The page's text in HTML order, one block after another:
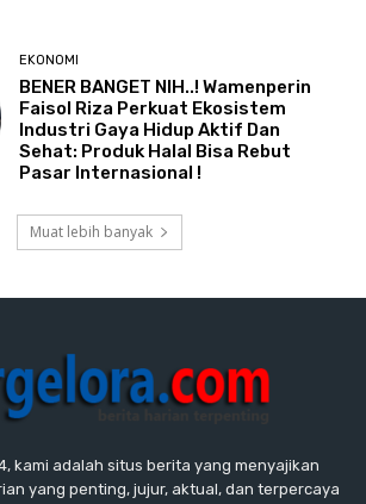
EKONOMI
BENER BANGET NIH..! Wamenperin
Faisol Riza Perkuat Ekosistem
Industri Gaya Hidup Aktif Dan
Sehat: Produk Halal Bisa Rebut
Pasar Internasional !
Muat lebih banyak
kami adalah situs berita yang menyajikan
yang penting, jujur, aktual, dan terpercaya